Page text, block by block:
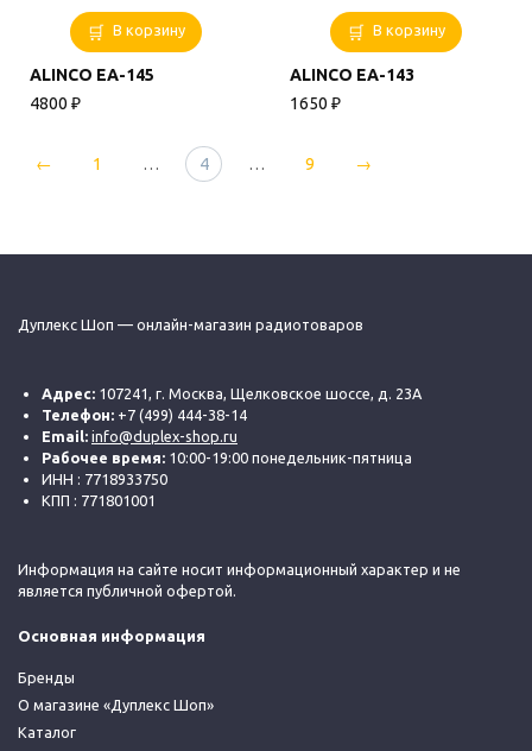
В корзину
ALINCO EA-145
4800 ₽
В корзину
ALINCO EA-143
1650 ₽
← 1 … 4 … 9 →
Дуплекс Шоп — онлайн-магазин радиотоваров
Адрес: 107241, г. Москва, Щелковское шоссе, д. 23А
Телефон: +7 (499) 444-38-14
Email: info@duplex-shop.ru
Рабочее время: 10:00-19:00 понедельник-пятница
ИНН : 7718933750
КПП : 771801001
Информация на сайте носит информационный характер и не
является публичной офертой.
Основная информация
Бренды
О магазине «Дуплекс Шоп»
Каталог